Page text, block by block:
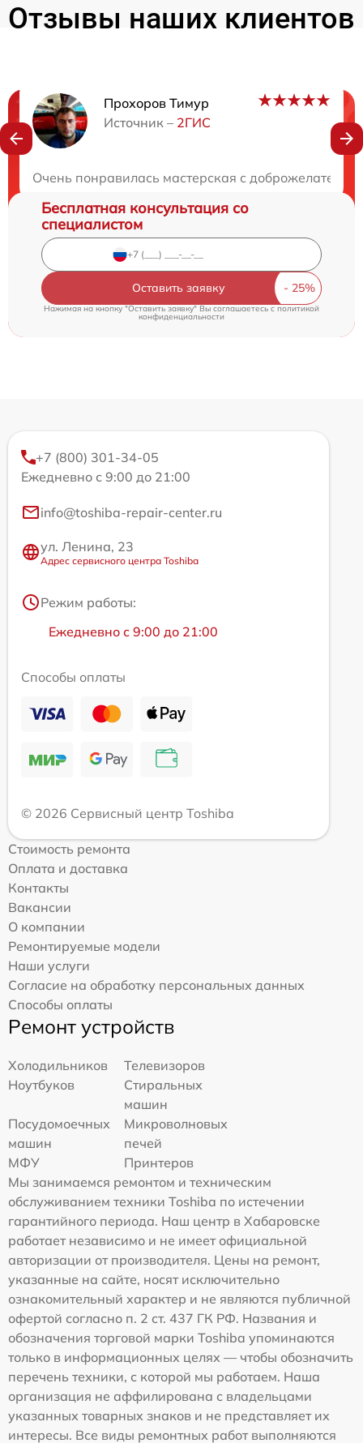
Отзывы наших клиентов
Прохоров Тимур
Источник – 2ГИС
Очень понравилась мастерская с
Нужна консультация?
Бесплатная консультация со
специалистом
Оставить заявку
Нажимая на кнопку "Оставить заявку" Вы соглашаетесь cполитикой
конфиденциальности
+7 (800) 301-34-05
Ежедневно с 9:00 до 21:00
info@toshiba-repair-center.ru
ул. Ленина, 23
Адрес сервисного центра Toshiba
Режим работы:
Ежедневно с 9:00 до 21:00
Способы оплаты
© 2026 Сервисный центр Toshiba
Стоимость ремонта
Оплата и доставка
Контакты
Вакансии
О компании
Ремонтируемые модели
Наши услуги
Согласие на обработку персональных данных
Способы оплаты
Ремонт устройств
Холодильников
Телевизоров
Ноутбуков
Стиральных
машин
Посудомоечных
машин
Микроволновых
печей
МФУ
Принтеров
Мы занимаемся ремонтом и техническим
обслуживанием техники Toshiba по истечении
гарантийного периода. Наш центр в Хабаровске
работает независимо и не имеет официальной
авторизации от производителя. Цены на ремонт,
указанные на сайте, носят исключительно
ознакомительный характер и не являются публичной
офертой согласно п. 2 ст. 437 ГК РФ. Названия и
обозначения торговой марки Toshiba упоминаются
только в информационных целях — чтобы обозначить
перечень техники, с которой мы работаем. Наша
организация не аффилирована с владельцами
указанных товарных знаков и не представляет их
интересы. Все виды ремонтных работ выполняются